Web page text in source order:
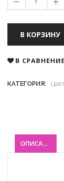
В КОРЗИНУ
В СРАВНЕНИЕ
КАТЕГОРИЯ:
ОПИСАНИЕ